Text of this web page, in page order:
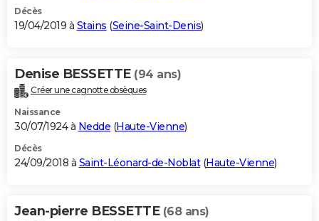
Décès
19/04/2019 à Stains (Seine-Saint-Denis)
Denise BESSETTE (94 ans)
Créer une cagnotte obsèques
Naissance
30/07/1924 à Nedde (Haute-Vienne)
Décès
24/09/2018 à Saint-Léonard-de-Noblat(Haute-Vienne)
Jean-pierre BESSETTE (68 ans)